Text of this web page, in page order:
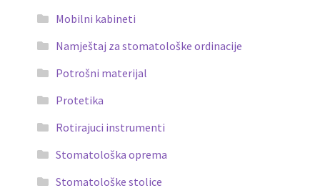
Mobilni kabineti
Namještaj za stomatološke ordinacije
Potrošni materijal
Protetika
Rotirajuci instrumenti
Stomatološka oprema
Stomatološke stolice